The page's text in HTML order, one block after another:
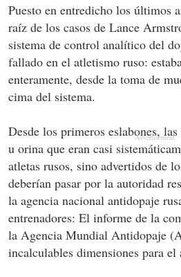
Puesto en entredicho los últimos
raíz de los casos de Lance
sistema de control analítico del
fallado en el atletismo ruso:
enteramente, desde la toma de
cima del sistema.
Desde los primeros eslabones,
u orina que eran casi
atletas rusos, sino advertidos de
deberían pasar por la autoridad
la agencia nacional antidopaje
entrenadores: El informe de la
la Agencia Mundial Antidopaje
incalculables dimensiones para el